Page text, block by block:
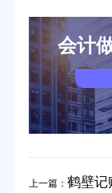
会计
上一篇： 鹤壁记